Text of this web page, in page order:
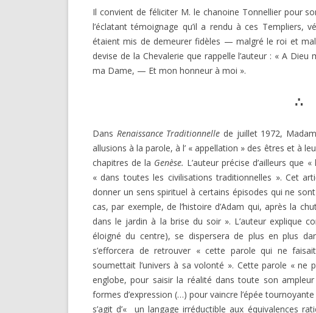
Il convient de féliciter M. le chanoine Tonnellier pour
l’écla­tant témoignage qu’il a rendu à ces Templiers,
étaient mis de demeurer fidèles — malgré le roi et
devise de la Chevalerie que rappelle l’auteur : « A
ma Dame, — Et mon honneur à moi ».
∴
Dans Renaissance Traditionnelle de juillet 1972,
allu­sions à la parole, à l’ « appellation » des êtres et à
chapitres de la Genèse. L’auteur précise d’ailleurs que
« dans toutes les civi­lisations traditionnelles ». Cet
donner un sens spirituel à certains épisodes qui ne
cas, par exemple, de l’histoire d’Adam qui, après la
dans le jardin à la brise du soir ». L’auteur explique
éloigné du centre), se dispersera de plus en plus
s’efforcera de retrou­ver « cette parole qui ne
soumettait l’univers à sa volonté ». Cette parole « ne
englobe, pour saisir la réalité dans toute son
formes d’expression (…) pour vaincre l’épée
s’agit d’« un langage irréductible aux équivalences